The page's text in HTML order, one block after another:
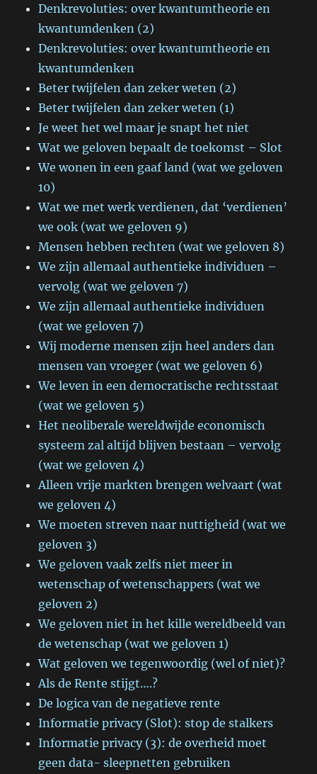
Denkrevoluties: over kwantumtheorie en
kwantumdenken (2)
Denkrevoluties: over kwantumtheorie en
kwantumdenken
Beter twijfelen dan zeker weten (2)
Beter twijfelen dan zeker weten (1)
Je weet het wel maar je snapt het niet
Wat we geloven bepaalt de toekomst – Slot
We wonen in een gaaf land (wat we geloven
10)
Wat we met werk verdienen, dat ‘verdienen’
we ook (wat we geloven 9)
Mensen hebben rechten (wat we geloven 8)
We zijn allemaal authentieke individuen –
vervolg (wat we geloven 7)
We zijn allemaal authentieke individuen
(wat we geloven 7)
Wij moderne mensen zijn heel anders dan
mensen van vroeger (wat we geloven 6)
We leven in een democratische rechtsstaat
(wat we geloven 5)
Het neoliberale wereldwijde economisch
systeem zal altijd blijven bestaan – vervolg
(wat we geloven 4)
Alleen vrije markten brengen welvaart (wat
we geloven 4)
We moeten streven naar nuttigheid (wat we
geloven 3)
We geloven vaak zelfs niet meer in
wetenschap of wetenschappers (wat we
geloven 2)
We geloven niet in het kille wereldbeeld van
de wetenschap (wat we geloven 1)
Wat geloven we tegenwoordig (wel of niet)?
Als de Rente stijgt….?
De logica van de negatieve rente
Informatie privacy (Slot): stop de stalkers
Informatie privacy (3): de overheid moet
geen data- sleepnetten gebruiken